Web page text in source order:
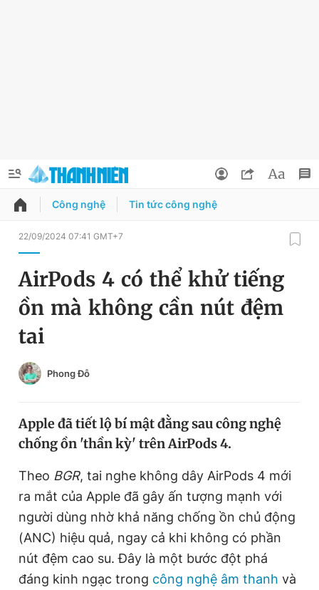
QUẢNG CÁO ĐẶT BÁO
Chuyên mục
Chuyên mục khác
Chào ngày mới
Tin thị trường Tin 360
Sản phẩm khác
Tiện ích Bạn cần biết
Thông tin tòa soạn Liên hệ quảng cáo
Đổi mật khẩu
Tin đã lưu
Công nghệ Tin tức công nghệ
22/09/2024 07:41 GMT+7
AirPods 4 có thể khử tiếng
ồn mà không cần nút đệm
tai
Phong Đỗ
Apple đã tiết lộ bí mật đằng sau công nghệ
chống ồn 'thần kỳ' trên AirPods 4.
Theo BGR, tai nghe không dây AirPods 4 mới
ra mắt của Apple đã gây ấn tượng mạnh với
người dùng nhờ khả năng chống ồn chủ động
(ANC) hiệu quả, ngay cả khi không có phần
nút đệm cao su. Đây là một bước đột phá
đáng kinh ngạc trong công nghệ âm thanh và